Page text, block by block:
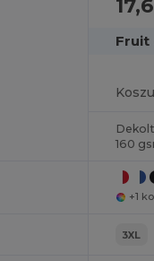
Fruit
160
+1
3XL